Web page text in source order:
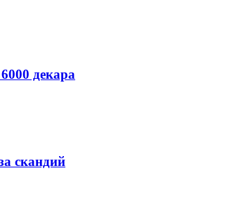
декара
скандий